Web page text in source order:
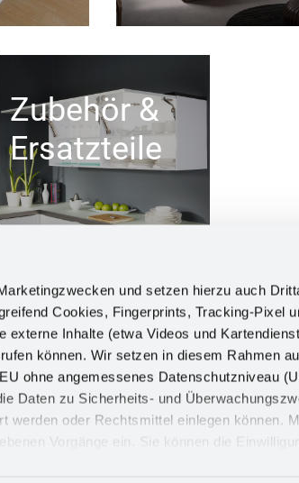
und setzen hierzu auch
Cookies, Fingerprints, Tracking-Pixel
externe Inhalte (etwa Videos und
können. Wir setzen in diesem Rahmen
ohne angemessenes Datenschutzniveau
Daten zu Sicherheits- und
werden oder Rechtsmittel einlegen können.
Vorgänge ein. Sie können die
Zubehör &
Ersatzteile